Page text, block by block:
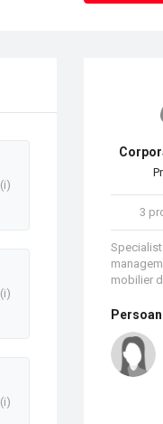
3
mobilier